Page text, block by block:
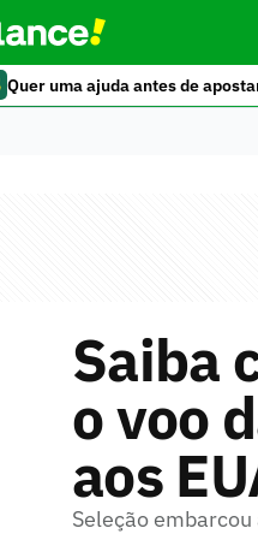
Quer uma ajuda antes de
Saiba
o voo
aos
Seleção